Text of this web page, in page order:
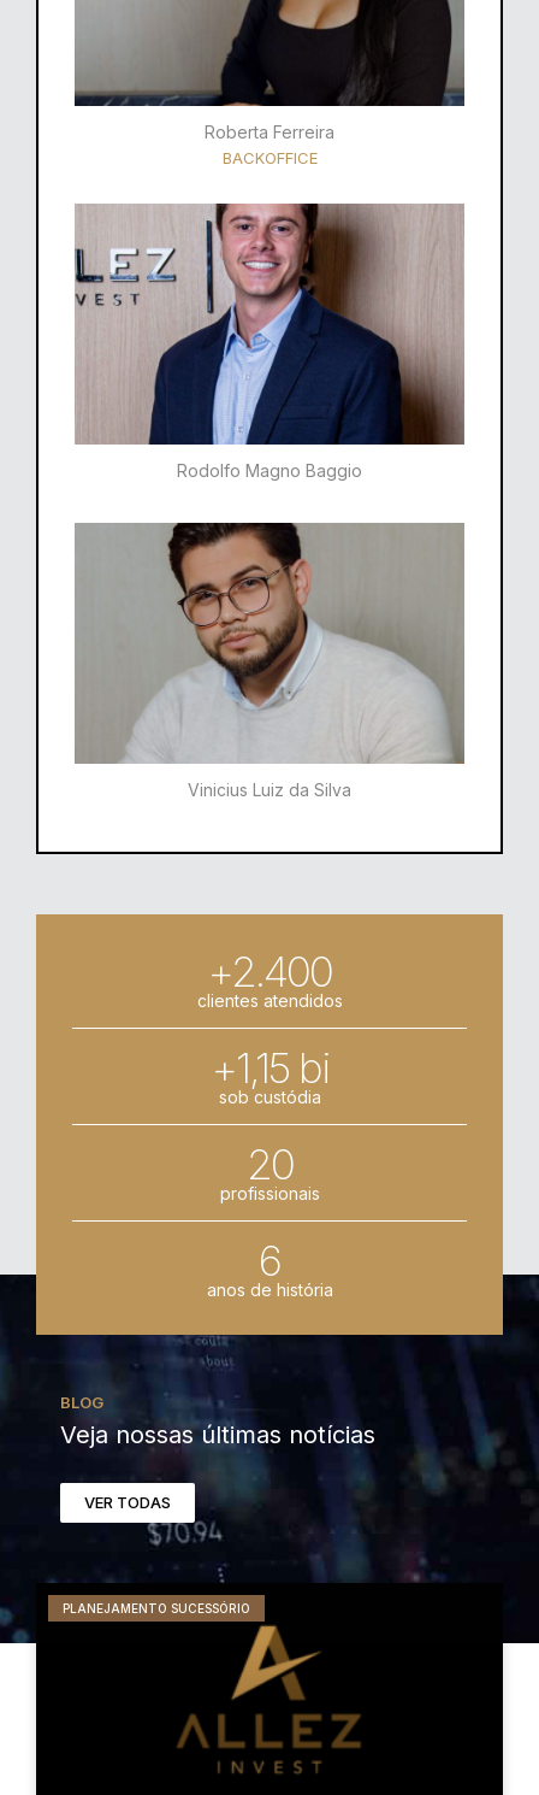
Roberta Ferreira
BACKOFFICE
Rodolfo Magno Baggio​​
Vinicius Luiz da Silva
+2.400
clientes atendidos
+1,15 bi
sob custódia
20
profissionais
6
anos de história
BLOG
Veja nossas últimas notícias
VER TODAS
PLANEJAMENTO SUCESSÓRIO